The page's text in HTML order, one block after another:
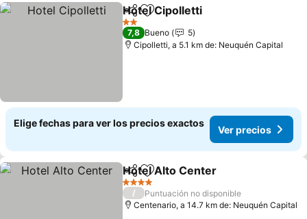
CompartirAgregar a favoritos
Hotel Cipolletti
2 Estrellas
7,8 Bueno
5
Cipolletti, a 5.1 km de: Neuquén Capital
Elige fechas para ver los precios exactos
Ver precios
CompartirAgregar a favoritos
Hotel Alto Center
4 Estrellas
/
Puntuación no disponible
Centenario, a 14.7 km de: Neuquén Capital